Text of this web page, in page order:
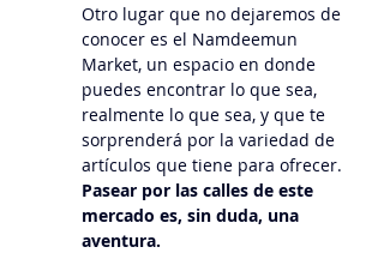
Otro lugar que no dejaremos de
conocer es el Namdeemun
Market, un espacio en donde
puedes encontrar lo que sea,
realmente lo que sea, y que te
sorprenderá por la variedad de
artículos que tiene para ofrecer.
Pasear por las calles de este
mercado es, sin duda, una
aventura.